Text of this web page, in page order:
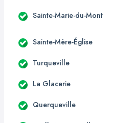
Sainte-Marie-du-Mont
Sainte-Mère-Église
Turqueville
La Glacerie
Querqueville